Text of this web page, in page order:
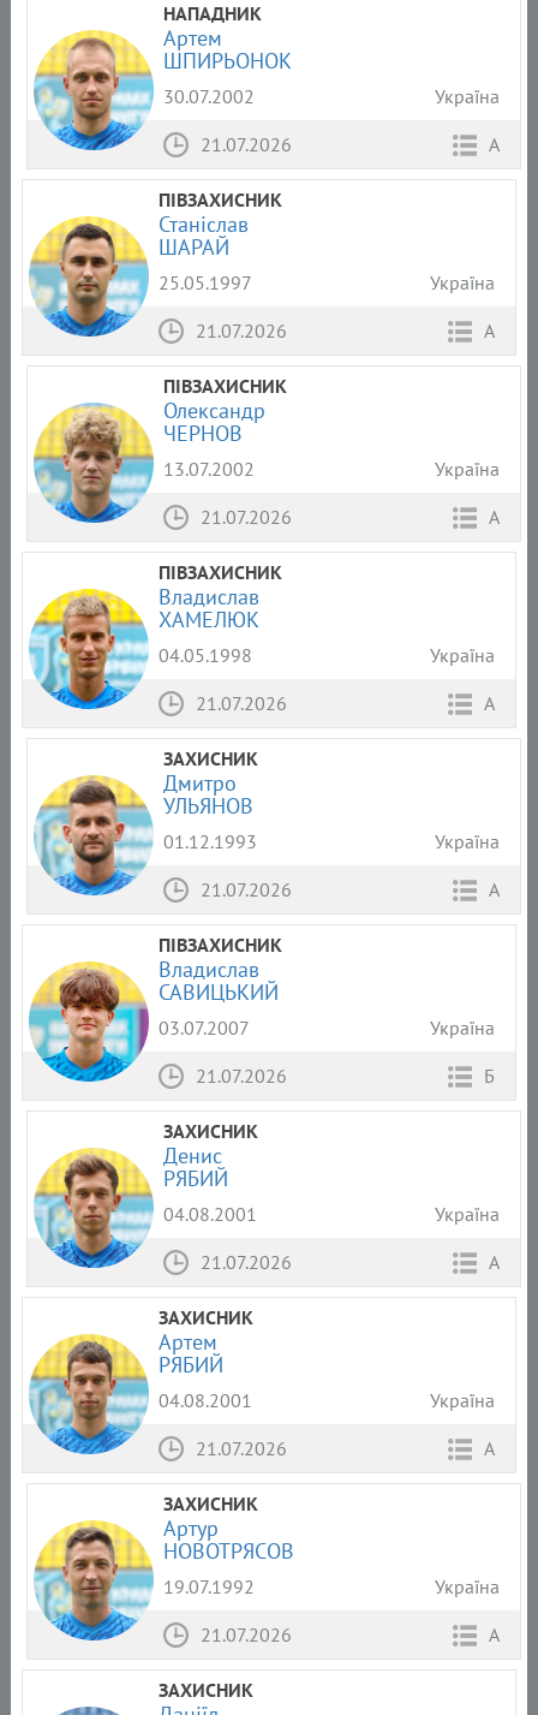
НАПАДНИК
Артем
ШПИРЬОНОК
30.07.2002
Україна
21.07.2026
А
ПІВЗАХИСНИК
Станіслав
ШАРАЙ
25.05.1997
Україна
21.07.2026
А
ПІВЗАХИСНИК
Олександр
ЧЕРНОВ
13.07.2002
Україна
21.07.2026
А
ПІВЗАХИСНИК
Владислав
ХАМЕЛЮК
04.05.1998
Україна
21.07.2026
А
ЗАХИСНИК
Дмитро
УЛЬЯНОВ
01.12.1993
Україна
21.07.2026
А
ПІВЗАХИСНИК
Владислав
САВИЦЬКИЙ
03.07.2007
Україна
21.07.2026
Б
ЗАХИСНИК
Денис
РЯБИЙ
04.08.2001
Україна
21.07.2026
А
ЗАХИСНИК
Артем
РЯБИЙ
04.08.2001
Україна
21.07.2026
А
ЗАХИСНИК
Артур
НОВОТРЯСОВ
19.07.1992
Україна
21.07.2026
А
ЗАХИСНИК